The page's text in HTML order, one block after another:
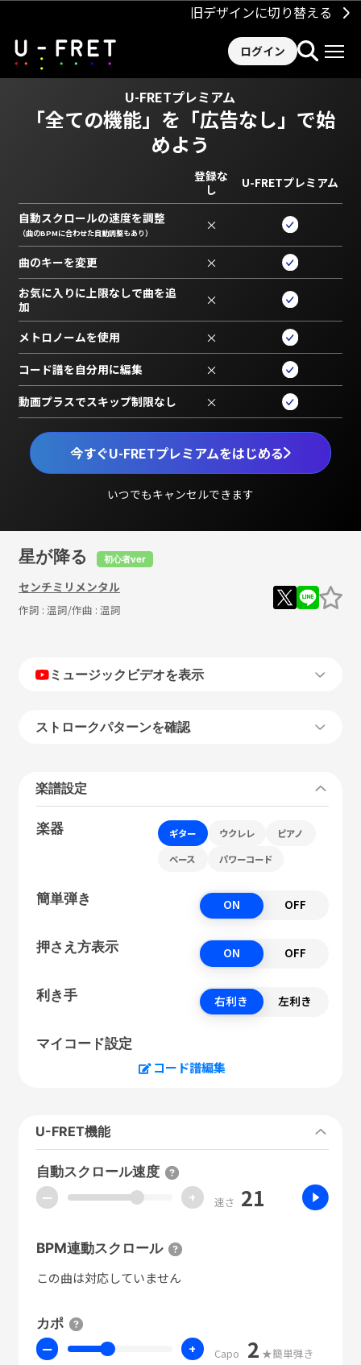
旧デザインに切り替える
ログイン
U-FRETプレミアム
「全ての機能」を 「広告なし」で始
めよう
今すぐU-FRETプレミアムをはじめる
いつでもキャンセルできます
登録な
し
U-FRETプレミアム
自動スクロールの速度を調整
（曲のBPMに合わせた自動調整もあり） ×
曲のキーを変更 ×
お気に入りに上限なしで曲を追
加
×
メトロノームを使用 ×
コード譜を自分用に編集 ×
動画プラスでスキップ制限なし ×
星が降る 初心者ver
センチミリメンタル
作詞 : 温詞/作曲 : 温詞
ミュージックビデオを表示
ストロークパターンを確認
楽譜設定
楽器 ギター ウクレレ ピアノ
ベース パワーコード
簡単弾き ON OFF
押さえ方表示 ON OFF
利き手 右利き 左利き
マイコード設定
コード譜編集
U-FRET機能
自動スクロール速度
ー + 速さ 21
BPM連動スクロール
この曲は対応していません
カポ
ー + Capo 2 ★簡単弾き